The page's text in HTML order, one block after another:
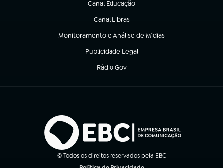
Canal Educação
(abre em nova aba)
Canal Libras
(abre em nova aba)
Monitoramento e Análise de Mídias
(abre em nova aba)
Publicidade Legal
(abre em nova aba)
Rádio Gov
(abre em nova aba)
© Todos os direitos reservados pela EBC